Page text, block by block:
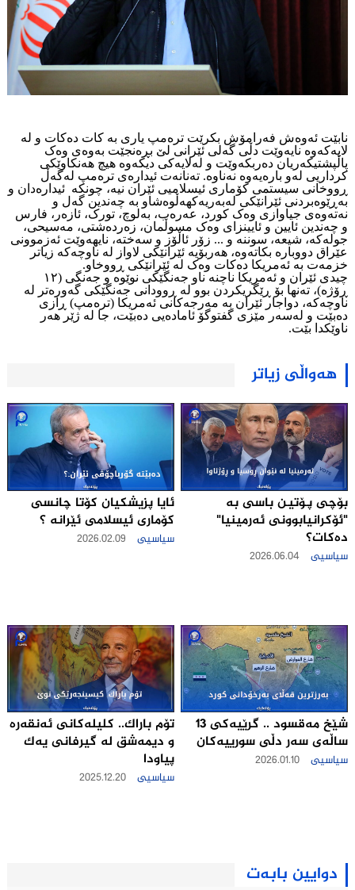
نابێت ئەوەش فەرامۆش بکرێت ترەمپ یاری بە کات دەکات و لە
لایەکەوە نایەوێت دڵی گەلی ئێرانی لێ بڕەنجێت بەوەی وەک
پاڵپشتیکەریان دەربکەوێت و لەلایەکی دیکەوە هیچ هەنکاوێکی
کرداریی لەو بارەیەوە نەناوە. تەنانەت ئیدارەی ترەمپ لەگەڵ
ڕووخانی سیستمی کۆماری ئیسلامیی ئێران نیە، چونکە ئیدارەدان و
بەڕێوەبردنی ئێرانێکی لەبەریەکهەڵوەشاو بە چەندین گەل و
نەتەوەی جیاوازی وەک کورد، عەرەب، بەلوچ، تورک، ئازەر، فارس
و چەندین ئایین و ئایینزای وەک مسوڵمان، زەردەشتی، مەسیحی،
جولەکە، شیعە، سوننە و ... زۆر ئاڵۆز و سەختە، نایهەوێت ئەزموونی
عێراق دووبارە بکاتەوە، هەربۆیە ئێرانێکی لاواز لە ناوچەکە زیاتر
خزمەت بە ئەمریکا دەکات وەک لە ئێرانێکی ڕووخاو.
چیدی ئێران و ئەمریکا ناچنە ناو جەنگێکی نوێوە و جەنگی (١٢
ڕۆژە)، تەنها بۆ ڕێگریکردن بوو لە ڕوودانی جەنگێکی گەورەتر لە
ناوچەکە، دواجار ئێران بە مەرجەکانی ئەمریکا (ترەمپ) ڕازی
دەبێت و لەسەر مێزی گفتوگۆ ئامادەیی دەبێت، جا لە ژێر هەر
ناوێکدا بێت.
هەواڵی زیاتر
بۆچی پـۆتیـن باسی به‌
"ئۆكرانیابوونى ئه‌رمینیا"
ده‌كات؟
سیاسیی 2026.06.04
ئایا پزیشکیان کۆتا چانسی
کۆماری ئیسلامی ئێرانه ؟
سیاسیی 2026.02.09
شێخ مەقسود .. گرێیەکی 13
ساڵەی سەر دڵی سورییەكان
سیاسیی 2026.01.10
تۆم باراك.. کلیلەکانی ئەنقەرە
و دیمەشق لە گیرفانی یەک
پیاودا
سیاسیی 2025.12.20
دوایین بابەت